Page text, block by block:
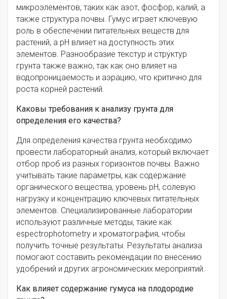
микроэлементов, таких как азот, фосфор, калий, а
также структура почвы. Гумус играет ключевую
роль в обеспечении питательных веществ для
растений, а pH влияет на доступность этих
элементов. Разнообразие текстур и структур
грунта также важно, так как оно влияет на
водопроницаемость и аэрацию, что критично для
роста корней растений.
Каковы требования к анализу грунта для
определения его качества?
Для определения качества грунта необходимо
провести лабораторный анализ, который включает
отбор проб из разных горизонтов почвы. Важно
учитывать такие параметры, как содержание
органического вещества, уровень pH, солевую
нагрузку и концентрацию ключевых питательных
элементов. Специализированные лаборатории
используют различные методы, такие как
espectrophotometry и хроматография, чтобы
получить точные результаты. Результаты анализа
помогают составить рекомендации по внесению
удобрений и других агрономических мероприятий.
Как влияет содержание гумуса на плодородие